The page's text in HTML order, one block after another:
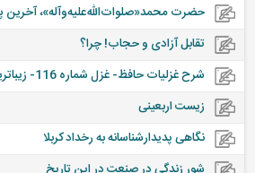
حضرت محمد«صلوات‌الله‌علیه‌وآله»، آخرین
تقابل آزادی و حجاب! چرا؟
شرح غزلیات حافظ- غزل شماره 116- زیباترین ناز و دلکش‌ترین عتاب
زیست اربعینی
نگاهی پدیدارشناسانه به رخداد کربلا